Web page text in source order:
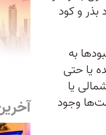
بذر و کود
به
یا حتی
یا
وجود